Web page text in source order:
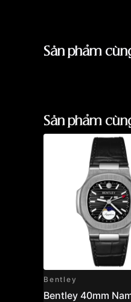
Sản phẩm
Sản phẩm
Bentley
Bentley 40mm